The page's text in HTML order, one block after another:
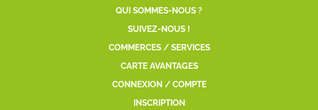
QUI SOMMES-NOUS ?
SUIVEZ-NOUS !
COMMERCES / SERVICES
CARTE AVANTAGES
CONNEXION / COMPTE
INSCRIPTION